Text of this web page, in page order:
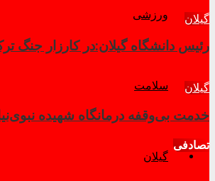
ورزشی
سلامت
گیلان
گیلان
رئیس دانشگاه گیلان:در کارزار جنگ
گیلان
خدمت بی‌وقفه درمانگاه شهیده نبوی‌نیا گیلان به بیش از ۲
تصادفی